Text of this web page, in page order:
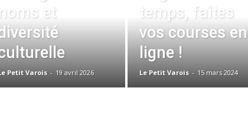
noms et
Petit Varois - 19 avril 2026
temps, faîtes
vos courses en
ligne !
Le Petit Varois - 15 mars 2024